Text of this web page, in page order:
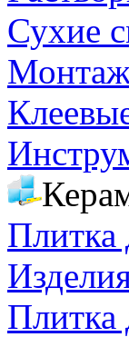
Сухие
Плитка
Плитка